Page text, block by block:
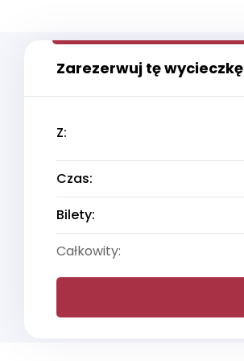
Zarezerwuj tę wycieczkę
Z:
Czas:
Bilety:
Całkowity: